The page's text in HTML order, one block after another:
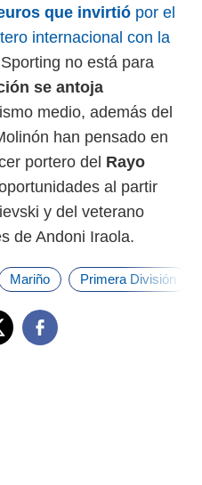
que invirtió por el
internacional con la
no está para
se antoja
medio, además del
han pensado en
portero del Rayo
al partir
y del veterano
de Andoni Iraola.
Mariño Primera División